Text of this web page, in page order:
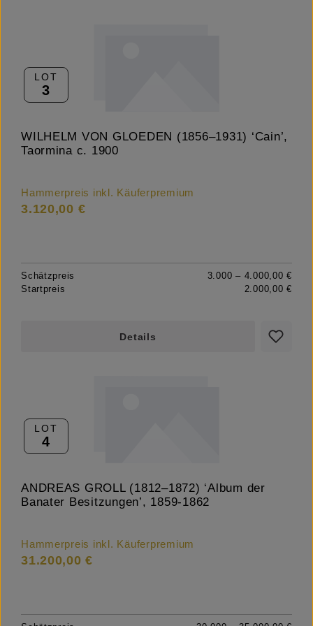
LOT
3
WILHELM VON GLOEDEN (1856–1931) ‘Cain’,
Taormina c. 1900
Hammerpreis inkl. Käuferpremium
3.120,00 €
Schätzpreis
3.000 – 4.000,00 €
Startpreis
2.000,00 €
Details
LOT
4
ANDREAS GROLL (1812–1872) ‘Album der
Banater Besitzungen’, 1859-1862
Hammerpreis inkl. Käuferpremium
31.200,00 €